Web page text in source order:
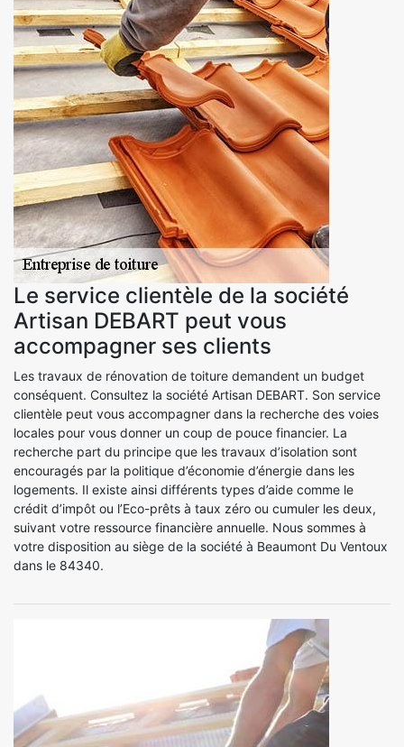
Le service clientèle de la société
Artisan DEBART peut vous
accompagner ses clients
Les travaux de rénovation de toiture demandent un budget
conséquent. Consultez la société Artisan DEBART. Son service
clientèle peut vous accompagner dans la recherche des voies
locales pour vous donner un coup de pouce financier. La
recherche part du principe que les travaux d’isolation sont
encouragés par la politique d’économie d’énergie dans les
logements. Il existe ainsi différents types d’aide comme le
crédit d’impôt ou l’Eco-prêts à taux zéro ou cumuler les deux,
suivant votre ressource financière annuelle. Nous sommes à
votre disposition au siège de la société à Beaumont Du Ventoux
dans le 84340.